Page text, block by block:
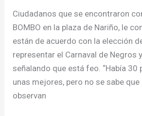
Ciudadanos que se encontraron
BOMBO en la plaza de Nariño, le
están de acuerdo con la elección
representar el Carnaval de Negros
señalando que está feo. “Había 30
unas mejores, pero no se sabe que
observan